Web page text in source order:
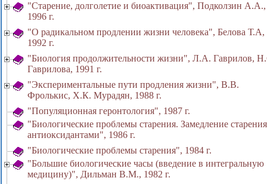
"Старение, долголетие и биоактивация", Подколзин А.А.,
1996 г.
"О радикальном продлении жизни человека", Белова Т.А,
1992 г.
"Биология продолжительности жизни", Л.А. Гаврилов,
Гаврилова, 1991 г.
"Экспериментальные пути продления жизни", В.В.
Фролькис, X.К. Мурадян, 1988 г.
"Популяционная геронтология", 1987 г.
"Биологические проблемы старения. Замедление старения
антиоксидантами", 1986 г.
"Биологические проблемы старения", 1984 г.
"Большие биологические часы (введение в интегральную
медицину)", Дильман В.М., 1982 г.